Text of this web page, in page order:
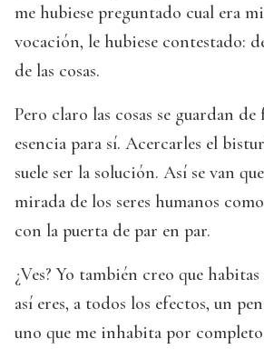
me hubiese preguntado cual era
vocación, le hubiese contestado:
de las cosas.
Pero claro las cosas se guardan
esencia para sí. Acercarles el
suele ser la solución. Así se van
mirada de los seres humanos
con la puerta de par en par.
¿Ves? Yo también creo que
así eres, a todos los efectos, un
uno que me inhabita por